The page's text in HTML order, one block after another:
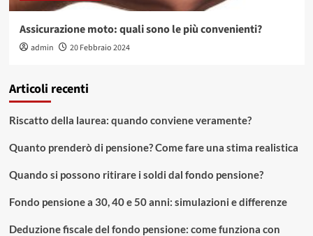
Assicurazione moto: quali sono le più convenienti?
admin 20 Febbraio 2024
Articoli recenti
Riscatto della laurea: quando conviene veramente?
Quanto prenderò di pensione? Come fare una stima realistica
Quando si possono ritirare i soldi dal fondo pensione?
Fondo pensione a 30, 40 e 50 anni: simulazioni e differenze
Deduzione fiscale del fondo pensione: come funziona con